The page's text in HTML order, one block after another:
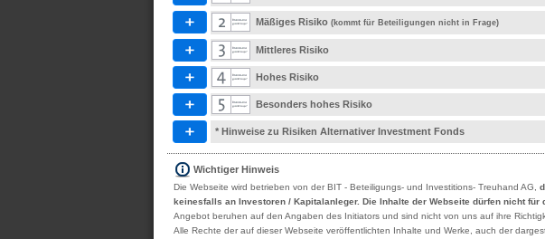
Mäßiges Risiko (kommt für Beteiligungen nicht in Frage)
Mittleres Risiko
Hohes Risiko
Besonders hohes Risiko
* Hinweise zu Risiken Alternativer Investment Fonds
Wichtiger Hinweis
Die Webseite wird betrieben von der BIT - Beteiligungs- und Investitions- Treuhand AG,
keinesfalls an Investoren / Kapitalanleger. Die Inhalte der Webseite dürfen nicht
Angebot beruhen auf den Angaben des Initiators und sind nicht von uns auf ihre
Alle Rechte der auf dieser Webseite veröffentlichten Inhalte und Werke, auch der